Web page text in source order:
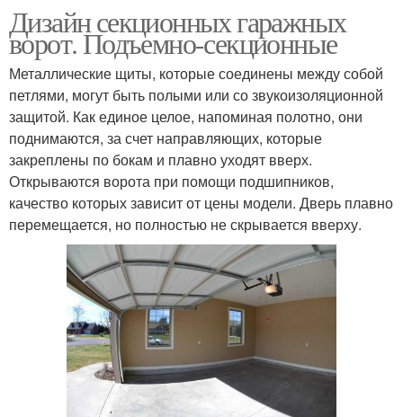
Дизайн секционных гаражных
ворот. Подъемно-секционные
Металлические щиты, которые соединены между собой
петлями, могут быть полыми или со звукоизоляционной
защитой. Как единое целое, напоминая полотно, они
поднимаются, за счет направляющих, которые
закреплены по бокам и плавно уходят вверх.
Открываются ворота при помощи подшипников,
качество которых зависит от цены модели. Дверь плавно
перемещается, но полностью не скрывается вверху.